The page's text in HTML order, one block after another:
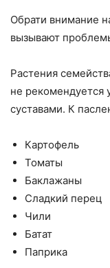
Обрати внимание
вызывают
Растения
не рекомендуется
суставами. К
Картофель
Томаты
Баклажаны
Сладкий перец
Чили
Батат
Паприка